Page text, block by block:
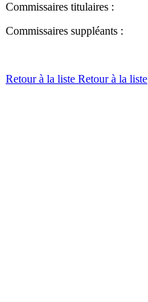
Commissaires titulaires :
Commissaires suppléants :
Retour à la liste Retour à la liste